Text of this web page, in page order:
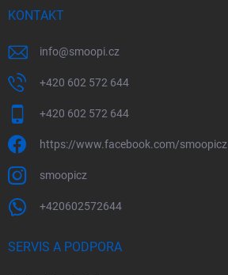
KONTAKT
info@smoopi.cz
+420 602 572 644
+420 602 572 644
https://www.facebook.com/smoopicz
smoopicz
+420602572644
SERVIS A PODPORA